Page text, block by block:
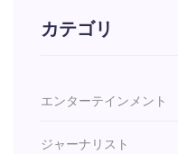
カテゴリ
エンターテインメント
ジャーナリスト